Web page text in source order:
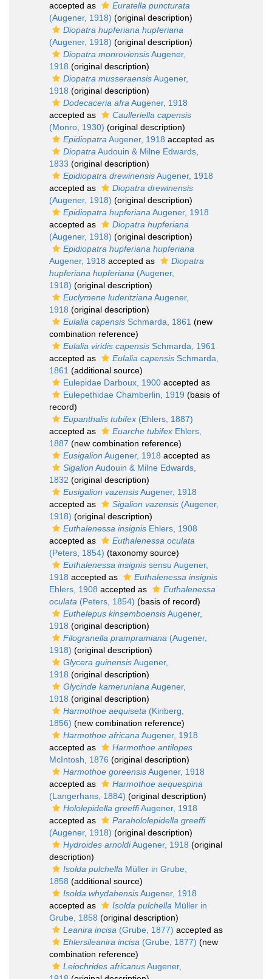
accepted as
Euratella puncturata
(Augener, 1918) (original description)
Diopatra hupferiana hupferiana
(Augener, 1918) (original description)
Diopatra monroviensisAugener,
1918 (original description)
Diopatra musseraensisAugener,
1918 (original description)
Dodecaceria afra Augener, 1918
accepted as
Caulleriella capensis
(Monro, 1930) (original description)
Epidiopatra Augener, 1918 accepted as
Diopatra Audouin & Milne Edwards,
1833 (original description)
Epidiopatra drewinensisAugener, 1918
accepted as
Diopatra drewinensis
(Augener, 1918) (original description)
Epidiopatra hupferiana Augener, 1918
accepted as
Diopatra hupferiana
(Augener, 1918) (original description)
Epidiopatra hupferiana hupferiana
Augener, 1918 accepted as
Diopatra
hupferiana hupferiana (Augener,
1918) (original description)
Euclymene luderitziana Augener,
1918 (original description)
Eulalia capensis Schmarda, 1861 (new
combination reference)
Eulalia viridis capensis Schmarda, 1961
accepted as
Eulalia capensis Schmarda,
1861 (additional source)
Eulepidae Darboux, 1900 accepted as
Eulepethidae Chamberlin, 1919 (basis of
record)
Eupanthalis tubifex (Ehlers, 1887)
accepted as
Euarche tubifex Ehlers,
1887 (new combination reference)
Eusigalion Augener, 1918 accepted as
Sigalion Audouin & Milne Edwards,
1832 (original description)
Eusigalion vazensisAugener, 1918
accepted as
Sigalion vazensis (Augener,
1918) (original description)
Euthalenessa insignis Ehlers, 1908
accepted as
Euthalenessa oculata
(Peters, 1854) (taxonomy source)
Euthalenessa insignis sensu Augener,
1918 accepted as
Euthalenessa insignis
Ehlers, 1908 accepted as
Euthalenessa
oculata (Peters, 1854) (basis of record)
Euthelepus kinsemboensisAugener,
1918 (original description)
Filogranella prampramiana (Augener,
1918) (original description)
Glycera guinensisAugener,
1918 (original description)
Glycinde kameruniana Augener,
1918 (original description)
Harmothoe aequiseta (Kinberg,
1856) (new combination reference)
Harmothoe africana Augener, 1918
accepted as
Harmothoe antilopes
McIntosh, 1876 (original description)
Harmothoe goreensisAugener, 1918
accepted as
Harmothoe aequespina
(Langerhans, 1884) (original description)
Hololepidella greeffiAugener, 1918
accepted as
Parahololepidella greeffi
(Augener, 1918) (original description)
Hydroides arnoldiAugener, 1918 (original
description)
Isolda pulchella Müller in Grube,
1858 (additional source)
Isolda whydahensisAugener, 1918
accepted as
Isolda pulchella Müller in
Grube, 1858 (original description)
Leanira incisa (Grube, 1877) accepted as
Ehlersileanira incisa (Grube, 1877) (new
combination reference)
Leiochrides africanusAugener,